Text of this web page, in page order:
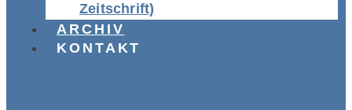
Zeitschrift)
ARCHIV
KONTAKT